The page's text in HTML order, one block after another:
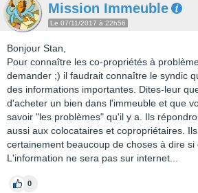
Mission Immeuble
Le 07/11/2017 à 22h56
Bonjour Stan,
Pour connaître les co-propriétés à
demander ;) il faudrait connaître le syndic
des informations importantes. Dites-leur
d'acheter un bien dans l'immeuble et que
savoir "les problèmes" qu'il y a. Ils
aussi aux colocataires et copropriétaires.
certainement beaucoup de choses à dire si
L'information ne sera pas sur internet...
0